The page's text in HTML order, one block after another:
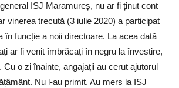
ISJ Maramureș, nu ar fi ținut cont
vinerea trecută (3 iulie 2020) a participat
în funcție a noii directoare. La acea dată
ar fi venit îmbrăcați în negru la învestire,
o zi înainte, angajații au cerut ajutorul
Nu l-au primit. Au mers la ISJ